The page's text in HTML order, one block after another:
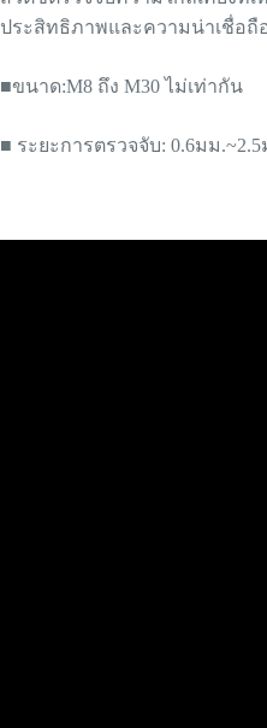
ประสิทธิภาพและความน่าเชื่อถื
■ขนาด:M8 ถึง M30ไม่เท่ากัน
■ ระยะการตรวจจับ: 0.6มม